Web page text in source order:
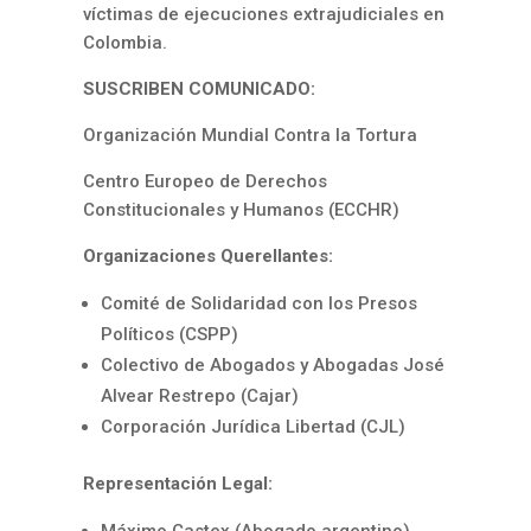
víctimas de ejecuciones extrajudiciales en
Colombia.
SUSCRIBEN COMUNICADO:
Organización Mundial Contra la Tortura
Centro Europeo de Derechos
Constitucionales y Humanos (ECCHR)
Organizaciones Querellantes:
Comité de Solidaridad con los Presos
Políticos (CSPP)
Colectivo de Abogados y Abogadas José
Alvear Restrepo (Cajar)
Corporación Jurídica Libertad (CJL)
Representación Legal: